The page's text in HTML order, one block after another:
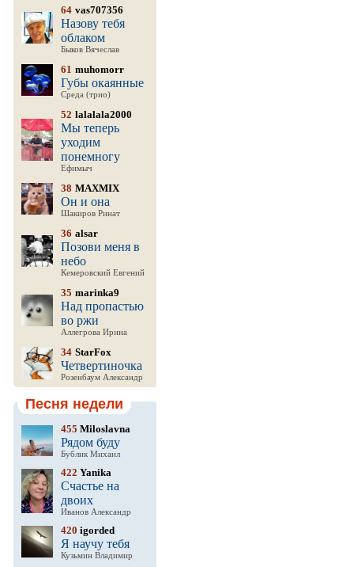
64 vas707356
Назову тебя
облаком
Быков Вячеслав
61 muhomorr
Губы окаянные
Среда (трио)
52 lalalala2000
Мы теперь
уходим
понемногу
Ефимыч
38 MAXMIX
Он и она
Шакиров Ринат
36 alsar
Позови меня в
небо
Кемеровский Евгений
35 marinka9
Над пропастью
во ржи
Аллегрова Ирина
34 StarFox
Четвертиночка
Розенбаум Александр
Песня недели
455 Miloslavna
Рядом буду
Бублик Михаил
422 Yanika
Счастье на
двоих
Иванов Александр
420 igorded
Я научу тебя
Кузьмин Владимир